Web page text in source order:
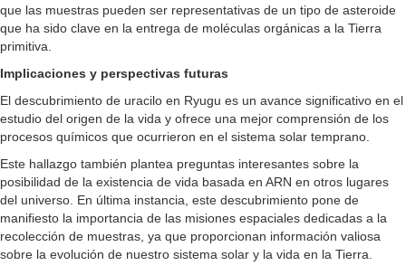
que las muestras pueden ser representativas de un tipo de asteroide
que ha sido clave en la entrega de moléculas orgánicas a la Tierra
primitiva.
Implicaciones y perspectivas futuras
El descubrimiento de uracilo en Ryugu es un avance significativo en el
estudio del origen de la vida y ofrece una mejor comprensión de los
procesos químicos que ocurrieron en el sistema solar temprano.
Este hallazgo también plantea preguntas interesantes sobre la
posibilidad de la existencia de vida basada en ARN en otros lugares
del universo. En última instancia, este descubrimiento pone de
manifiesto la importancia de las misiones espaciales dedicadas a la
recolección de muestras, ya que proporcionan información valiosa
sobre la evolución de nuestro sistema solar y la vida en la Tierra.